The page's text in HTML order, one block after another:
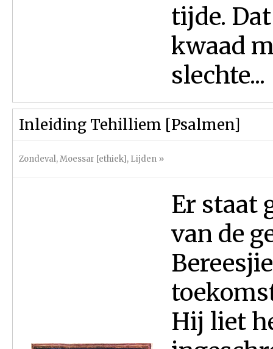
tijde.
kwaad
slechte...
Inleiding Tehilliem [Psalmen]
Zondeval,Moessar [ethiek], Lijden »
Er staat
van de
Hij liet